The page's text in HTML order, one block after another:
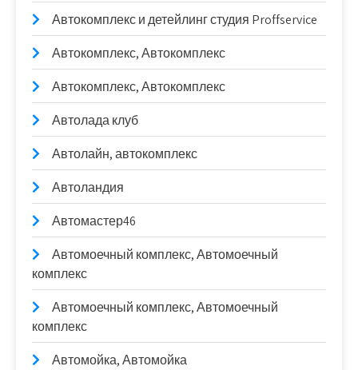
Автокомплекс и детейлинг студия Proffservice
Автокомплекс, Автокомплекс
Автокомплекс, Автокомплекс
Автолада клуб
Автолайн, автокомплекс
Автоландия
Автомастер46
Автомоечный комплекс, Автомоечный
комплекс
Автомоечный комплекс, Автомоечный
комплекс
Автомойка, Автомойка